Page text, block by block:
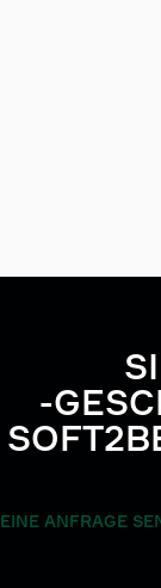
-
EINE ANFRAGE